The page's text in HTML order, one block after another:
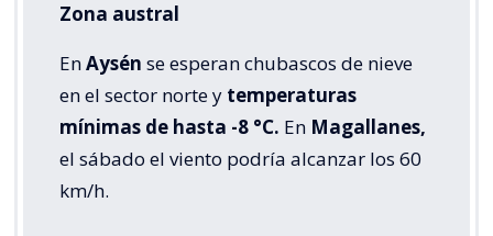
Zona austral
EnAysén se esperan chubascos de nieve
en el sector norte y temperaturas
mínimas de hasta -8 °C. En Magallanes,
el sábado el viento podría alcanzar los 60
km/h.